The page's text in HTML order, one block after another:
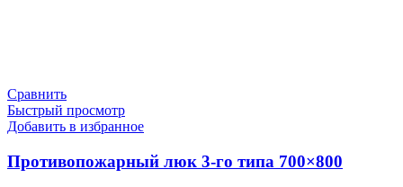
Сравнить
Быстрый просмотр
Добавить в избранное
Противопожарный люк 3-го типа 700×800